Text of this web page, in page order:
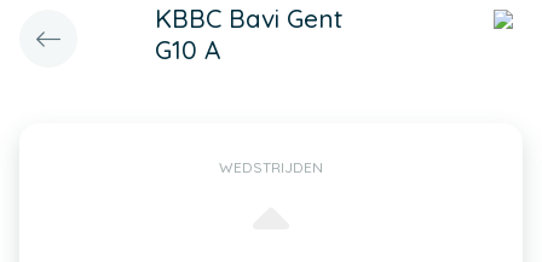
KBBC Bavi Gent
G10 A
WEDSTRIJDEN